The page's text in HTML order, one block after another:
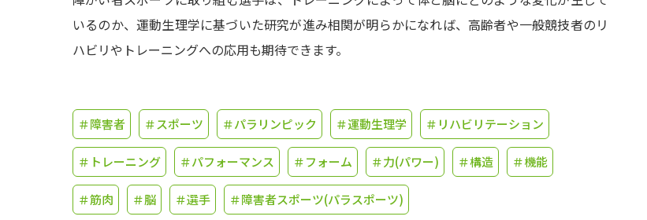
学問のミニ講義「夢ナビ講義」
Ｑ＆Ａ よくあるご質問
資料の料金の
いるのか、運動生理学に基づいた研究が進み相関が明らかになれば、高齢者や一般競技者のリ
ハビリやトレーニングへの応用も期待できます。
＃障害者 ＃スポーツ ＃パラリンピック ＃運動生理学 ＃リハビリテーション
＃トレーニング ＃パフォーマンス ＃フォーム ＃力(パワー) ＃構造 ＃機能
＃筋肉 ＃脳 ＃選手 ＃障害者スポーツ(パラスポーツ)